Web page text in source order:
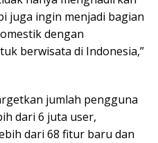
juga ingin menjadi bagian
dengan
berwisata di Indonesia,”
jumlah pengguna
dari 6 juta user,
dari 68 fitur baru dan